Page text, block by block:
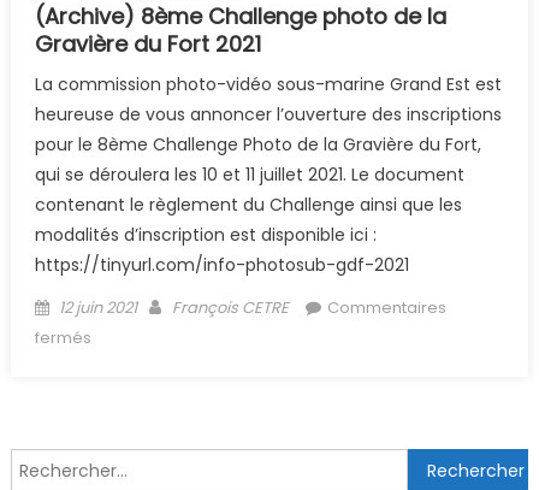
(Archive) 8ème Challenge photo de la
Gravière du Fort 2021
La commission photo-vidéo sous-marine Grand Est est
heureuse de vous annoncer l’ouverture des inscriptions
pour le 8ème Challenge Photo de la Gravière du Fort,
qui se déroulera les 10 et 11 juillet 2021. Le document
contenant le règlement du Challenge ainsi que les
modalités d’inscription est disponible ici :
https://tinyurl.com/info-photosub-gdf-2021
Posted on
12 juin 2021 Author
François CETRE
Commentaires
fermés
Rechercher :